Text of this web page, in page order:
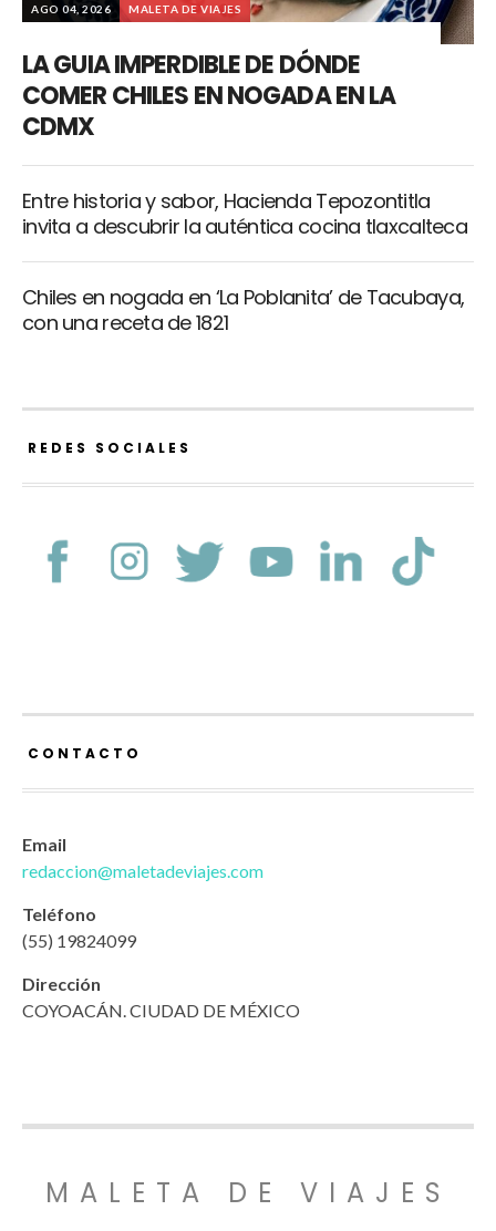
AGO 04, 2026 MALETA DE VIAJES
LA GUIA IMPERDIBLE DE DÓNDE
COMER CHILES EN NOGADA EN LA
CDMX
Entre historia y sabor, Hacienda Tepozontitla
invita a descubrir la auténtica cocina tlaxcalteca
Chiles en nogada en ‘La Poblanita’ de Tacubaya,
con una receta de 1821
REDES SOCIALES
CONTACTO
Email
redaccion@maletadeviajes.com
Teléfono
(55) 19824099
Dirección
COYOACÁN. CIUDAD DE MÉXICO
MALETA DE VIAJES